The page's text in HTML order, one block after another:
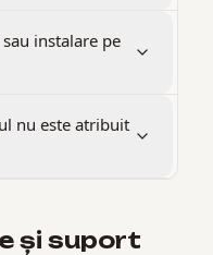
instalare pe
nu este atribuit
și suport